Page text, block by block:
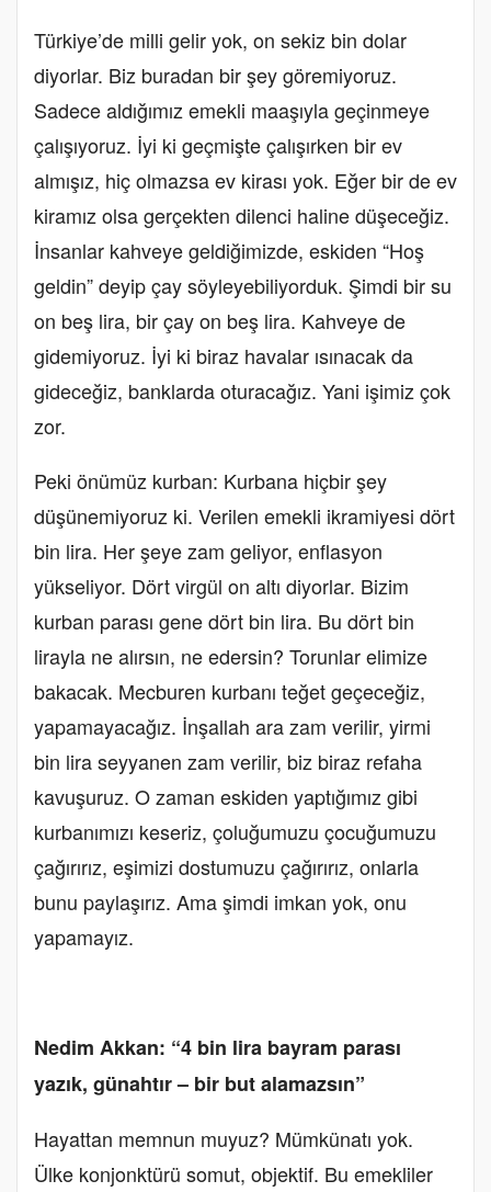
Türkiye’de milli gelir yok, on sekiz bin dolar
diyorlar. Biz buradan bir şey göremiyoruz.
Sadece aldığımız emekli maaşıyla geçinmeye
çalışıyoruz. İyi ki geçmişte çalışırken bir ev
almışız, hiç olmazsa ev kirası yok. Eğer bir de ev
kiramız olsa gerçekten dilenci haline düşeceğiz.
İnsanlar kahveye geldiğimizde, eskiden “Hoş
geldin” deyip çay söyleyebiliyorduk. Şimdi bir su
on beş lira, bir çay on beş lira. Kahveye de
gidemiyoruz. İyi ki biraz havalar ısınacak da
gideceğiz, banklarda oturacağız. Yani işimiz çok
zor.
Peki önümüz kurban: Kurbana hiçbir şey
düşünemiyoruz ki. Verilen emekli ikramiyesi dört
bin lira. Her şeye zam geliyor, enflasyon
yükseliyor. Dört virgül on altı diyorlar. Bizim
kurban parası gene dört bin lira. Bu dört bin
lirayla ne alırsın, ne edersin? Torunlar elimize
bakacak. Mecburen kurbanı teğet geçeceğiz,
yapamayacağız. İnşallah ara zam verilir, yirmi
bin lira seyyanen zam verilir, biz biraz refaha
kavuşuruz. O zaman eskiden yaptığımız gibi
kurbanımızı keseriz, çoluğumuzu çocuğumuzu
çağırırız, eşimizi dostumuzu çağırırız, onlarla
bunu paylaşırız. Ama şimdi imkan yok, onu
yapamayız.
Nedim Akkan: “4 bin lira bayram parası
yazık, günahtır – bir but alamazsın”
Hayattan memnun muyuz? Mümkünatı yok.
Ülke konjonktürü somut, objektif. Bu emekliler